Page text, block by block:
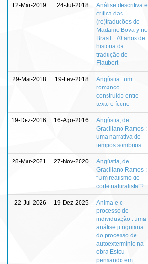
12-Mar-2019 24-Jul-2018
Análise descritiva e
crítica das
(re)traduções de
Madame Bovary no
Brasil : 70 anos de
história da
tradução de
Flaubert
29-Mai-2018 19-Fev-2018
Angústia : um
romance
construído entre
texto e ícone
19-Dez-2016 16-Ago-2016
Angústia, de
Graciliano Ramos :
uma narrativa de
tempos sombrios
28-Mar-2021 27-Nov-2020
Angústia, de
Graciliano Ramos :
“Um realismo de
corte naturalista”?
22-Jul-2026 19-Dez-2025
Anima e o
processo de
individuação : uma
análise junguiana
do processo de
autoextermínio na
obra Estou
pensando em